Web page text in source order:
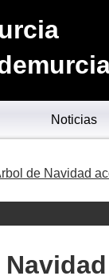
Noticias
de Navidad